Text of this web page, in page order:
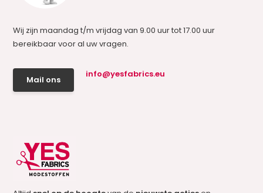
Wij zijn maandag t/m vrijdag van 9.00 uur tot 17.00 uur
bereikbaar voor al uw vragen.
Mail ons
info@yesfabrics.eu